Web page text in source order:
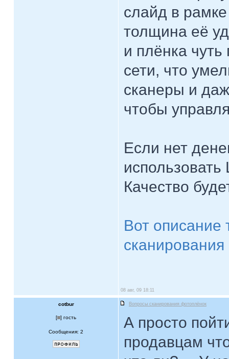
слайд в
толщина её
и плёнка
сети, что
сканеры и
чтобы
Если нет
Качество
Вот описание
08 авг, 09 18:11
cotbur Вопросы сканирования фотоплёнок
[ ] гость
Сообщения: 2
А просто
продавцам